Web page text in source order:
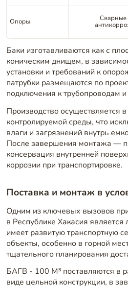
Опоры Сварные
Баки изготавливаются как с
коническим днищем, в
установки и требований к
патрубки размещаются по
подключения к трубопроводам
Производство осуществляется
контролируемой среды, что
влаги и загрязнений внутрь
После завершения монтажа —
консервация внутренней
коррозии при транспортировке.
Поставка и монтаж в
Одним из ключевых вызовов
в Республике Хакасия является
имеет развитую транспортную
объекты, особенно в горной
тщательного планирования
БАГВ - 100 М³ поставляются в
виде цельной конструкции, в